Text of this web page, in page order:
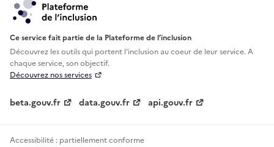
Ce service fait partie de la Plateforme de l’inclusion
Découvrez les outils qui portent l'inclusion aucoeur de leur service. A
chaque service, son objectif.
Découvrez nos services
beta.gouv.fr data.gouv.fr api.gouv.fr
Accessibilité : partiellement conforme